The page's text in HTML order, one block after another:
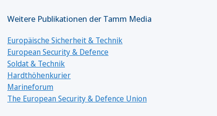
Weitere Publikationen der Tamm Media
Europäische Sicherheit & Technik
European Security & Defence
Soldat & Technik
Hardthöhenkurier
Marineforum
The European Security & Defence Union